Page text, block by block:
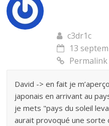
c3dr1c
13
Permalink
David -> en fait je
japonais en arrivant au
je mets "pays du soleil
aurait provoqué une sorte